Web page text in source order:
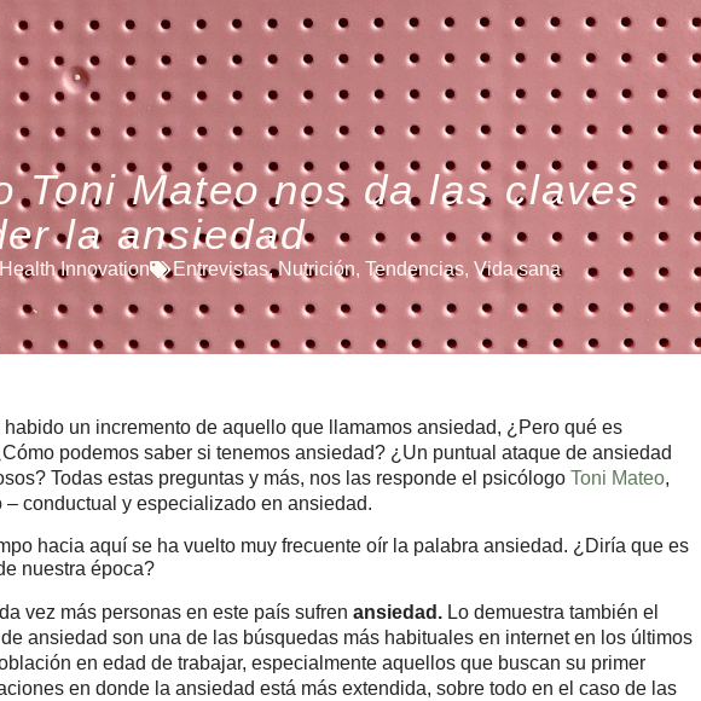
Toni Mateo nos da las claves
la ansiedad
Innovation Entrevistas,Nutrición, Tendencias, Vida sana
un incremento de aquello que llamamos ansiedad, ¿Pero qué es
podemos saber si tenemos ansiedad? ¿Un puntual ataque de ansiedad
Todas estas preguntas y más, nos las responde el psicólogo Toni Mateo,
conductual y especializado en ansiedad.
hacia aquí se ha vuelto muy frecuente oír la palabra ansiedad. ¿Diría que es
nuestra época?
vez más personas en este país sufren ansiedad. Lo demuestra también el
ansiedad son una de las búsquedas más habituales en internet en los últimos
en edad de trabajar, especialmente aquellos que buscan su primer
en donde la ansiedad está más extendida, sobre todo en el caso de las